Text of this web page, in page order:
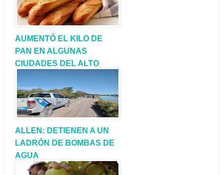
AUMENTÓ EL KILO DE
PAN EN ALGUNAS
CIUDADES DEL ALTO
GENERALIZA?
ALLEN: DETIENEN A UN
LADRÓN DE BOMBAS DE
AGUA